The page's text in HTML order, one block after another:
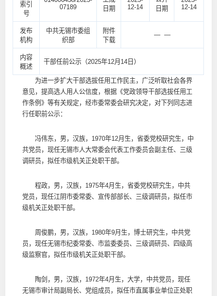
索引
号
07189
日期
12-14
日期
12-14
发布
机构
中共无锡市委组
织部
附件
下载
— —
内容
概述
干部任前公示（2025年12月14日）
为进一步扩大干部选拔任用工作民主，广泛听取社会各界
意见，提高选人用人公信度，根据《党政领导干部选拔任用工
作条例》等有关规定，经市委常委会研究决定，对下列同志进
行任职前公示：
冯伟东，男，汉族，1970年12月生，省委党校研究生，中
共党员，现任无锡市人大常委会代表工作委员会副主任、三级
调研员，拟任市级机关正处职干部。
程政，男，汉族，1975年4月生，省委党校研究生，中共
党员，现任江阴市委常委、宣传部部长、三级调研员，拟任市
级机关正处职干部。
周俊鹏，男，汉族，1980年9月生，博士研究生，中共党
员，现任无锡市纪委常委、市监委委员、三级调研员、四级高
级监察官，拟任市级机关正处职干部。
陶剑，男，汉族，1972年4月生，大学，中共党员，现任
无锡市审计局副局长、党组成员，拟任市直属事业单位正处职